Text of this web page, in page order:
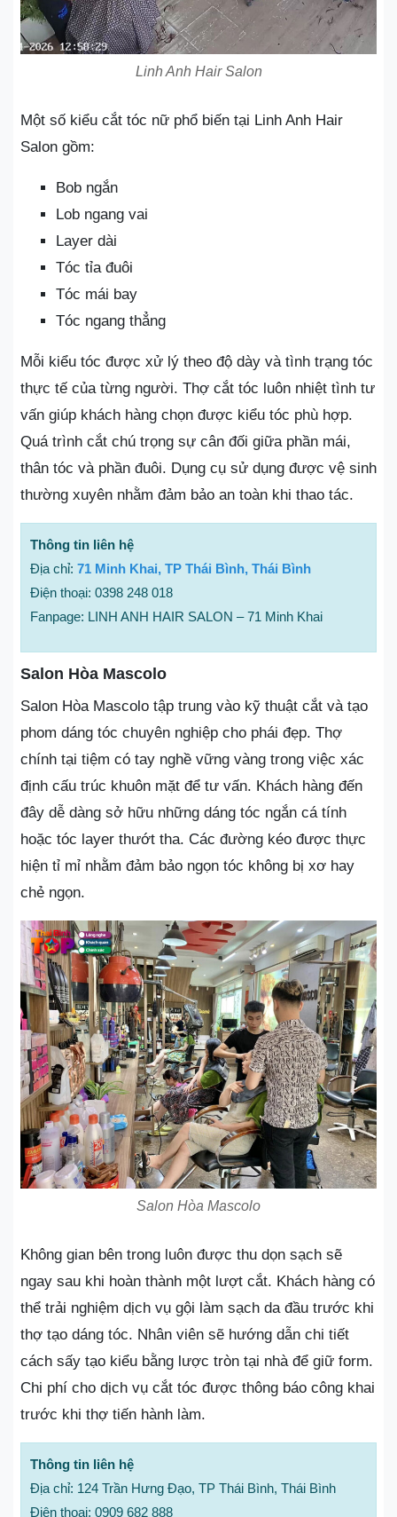
Linh Anh Hair Salon
Một số kiểu cắt tóc nữ phổ biến tại Linh Anh Hair
Salon gồm:
Bob ngắn
Lob ngang vai
Layer dài
Tóc tỉa đuôi
Tóc mái bay
Tóc ngang thẳng
Mỗi kiểu tóc được xử lý theo độ dày và tình trạng tóc
thực tế của từng người. Thợ cắt tóc luôn nhiệt tình tư
vấn giúp khách hàng chọn được kiểu tóc phù hợp.
Quá trình cắt chú trọng sự cân đối giữa phần mái,
thân tóc và phần đuôi. Dụng cụ sử dụng được vệ sinh
thường xuyên nhằm đảm bảo an toàn khi thao tác.
Thông tin liên hệ
Địa chỉ: 71 Minh Khai, TP Thái Bình, Thái Bình
Điện thoại: 0398 248 018
Fanpage: LINH ANH HAIR SALON – 71 Minh Khai
Salon Hòa Mascolo
Salon Hòa Mascolo tập trung vào kỹ thuật cắt và tạo
phom dáng tóc chuyên nghiệp cho phái đẹp. Thợ
chính tại tiệm có tay nghề vững vàng trong việc xác
định cấu trúc khuôn mặt để tư vấn. Khách hàng đến
đây dễ dàng sở hữu những dáng tóc ngắn cá tính
hoặc tóc layer thướt tha. Các đường kéo được thực
hiện tỉ mỉ nhằm đảm bảo ngọn tóc không bị xơ hay
chẻ ngọn.
Salon Hòa Mascolo
Không gian bên trong luôn được thu dọn sạch sẽ
ngay sau khi hoàn thành một lượt cắt. Khách hàng có
thể trải nghiệm dịch vụ gội làm sạch da đầu trước khi
thợ tạo dáng tóc. Nhân viên sẽ hướng dẫn chi tiết
cách sấy tạo kiểu bằng lược tròn tại nhà để giữ form.
Chi phí cho dịch vụ cắt tóc được thông báo công khai
trước khi thợ tiến hành làm.
Thông tin liên hệ
Địa chỉ: 124 Trần Hưng Đạo, TP Thái Bình, Thái Bình
Điện thoại: 0909 682 888